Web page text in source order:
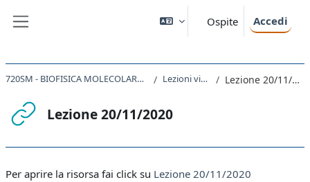
Ospite Accedi
720SM - BIOFISICA MOLECOLARE 2020 Lezioni video Lezione 20/11/2020
Lezione 20/11/2020
Per aprire la risorsa fai click su Lezione 20/11/2020